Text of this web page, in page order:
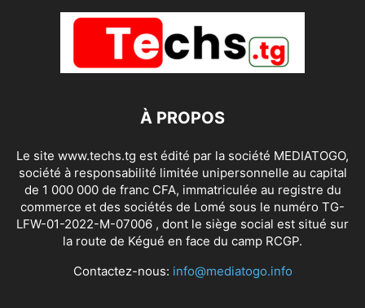
À PROPOS
Le site www.techs.tg est édité par la société MEDIATOGO,
société à responsabilité limitée unipersonnelle au capital
de 1 000 000 de franc CFA, immatriculée au registre du
commerce et des sociétés de Lomé sous le numéro TG-
LFW-01-2022-M-07006 , dont le siège social est situé sur
la route de Kégué en face du camp RCGP.
Contactez-nous: info@mediatogo.info